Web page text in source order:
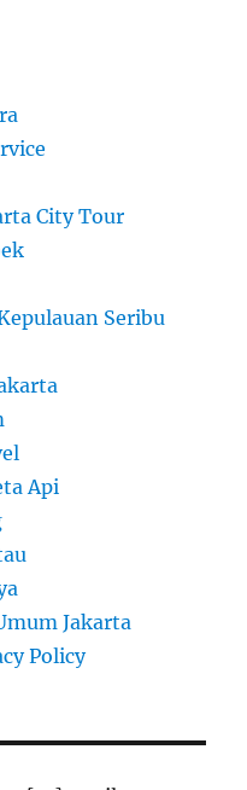
City Tour
Seribu
Api
Jakarta
Policy